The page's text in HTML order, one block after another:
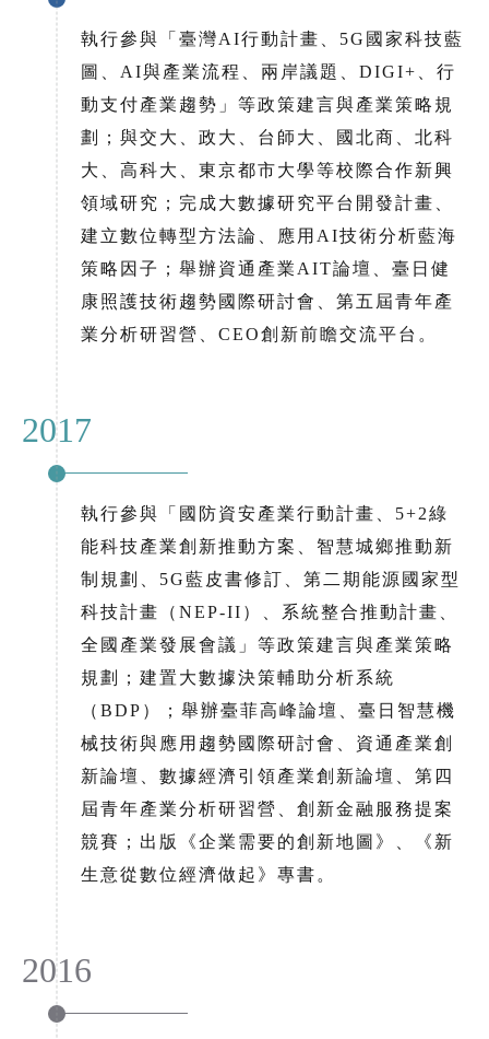
執行參與「臺灣AI行動計畫、5G國家科技藍
圖、AI與產業流程、兩岸議題、DIGI+、行
動支付產業趨勢」等政策建言與產業策略規
劃；與交大、政大、台師大、國北商、北科
大、高科大、東京都市大學等校際合作新興
領域研究；完成大數據研究平台開發計畫、
建立數位轉型方法論、應用AI技術分析藍海
策略因子；舉辦資通產業AIT論壇、臺日健
康照護技術趨勢國際研討會、第五屆青年產
業分析研習營、CEO創新前瞻交流平台。
2017
執行參與「國防資安產業行動計畫、5+2綠
能科技產業創新推動方案、智慧城鄉推動新
制規劃、5G藍皮書修訂、第二期能源國家型
科技計畫（NEP-II）、系統整合推動計畫、
全國產業發展會議」等政策建言與產業策略
規劃；建置大數據決策輔助分析系統
（BDP）；舉辦臺菲高峰論壇、臺日智慧機
械技術與應用趨勢國際研討會、資通產業創
新論壇、數據經濟引領產業創新論壇、第四
屆青年產業分析研習營、創新金融服務提案
競賽；出版《企業需要的創新地圖》、《新
生意從數位經濟做起》專書。
2016